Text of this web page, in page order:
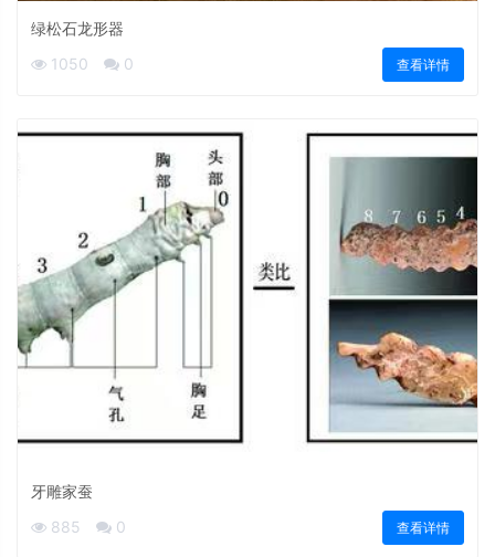
绿松石龙形器
1050
0 查看详情
牙雕家蚕
885
0 查看详情